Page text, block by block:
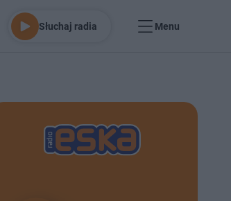
Słuchaj radia Menu